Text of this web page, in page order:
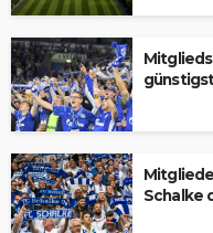
Schalke